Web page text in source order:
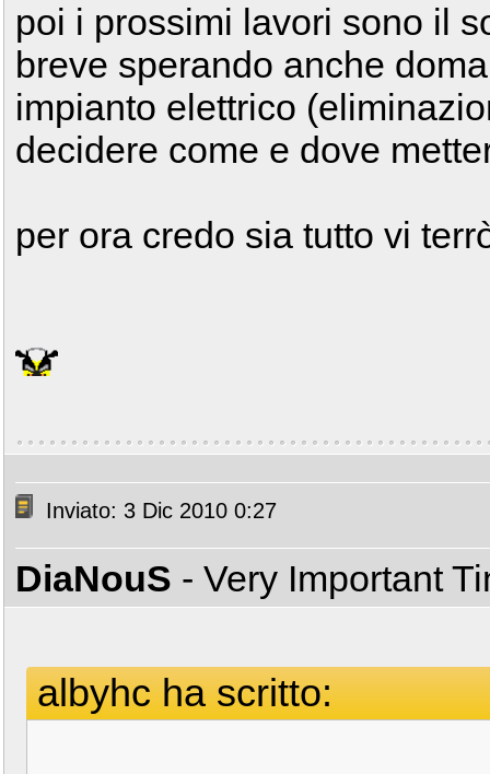
poi i prossimi lavori sono il
breve sperando anche
impianto elettrico
decidere come e dove
per ora credo sia tutto vi
Inviato: 3 Dic 2010 0:27
DiaNouS - Very Important
albyhc ha scritto: